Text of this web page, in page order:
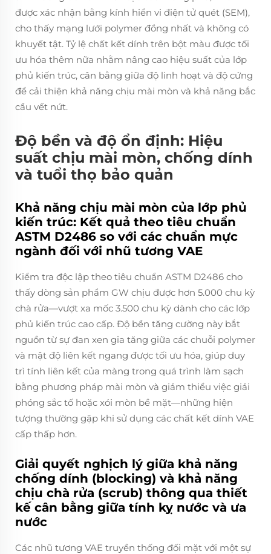
được xác nhận bằng kính hiển vi điện tử quét (SEM),
cho thấy mạng lưới polymer đồng nhất và không có
khuyết tật. Tỷ lệ chất kết dính trên bột màu được tối
ưu hóa thêm nữa nhằm nâng cao hiệu suất của lớp
phủ kiến trúc, cân bằng giữa độ linh hoạt và độ cứng
để cải thiện khả năng chịu mài mòn và khả năng bắc
cầu vết nứt.
Độ bền và độ ổn định: Hiệu
suất chịu mài mòn, chống dính
và tuổi thọ bảo quản
Khả năng chịu mài mòn của lớp phủ
kiến trúc: Kết quả theo tiêu chuẩn
ASTM D2486 so với các chuẩn mực
ngành đối với nhũ tương VAE
Kiểm tra độc lập theo tiêu chuẩn ASTM D2486 cho
thấy dòng sản phẩm GW chịu được hơn 5.000 chu kỳ
chà rửa—vượt xa mốc 3.500 chu kỳ dành cho các lớp
phủ kiến trúc cao cấp. Độ bền tăng cường này bắt
nguồn từ sự đan xen gia tăng giữa các chuỗi polymer
và mật độ liên kết ngang được tối ưu hóa, giúp duy
trì tính liên kết của màng trong quá trình làm sạch
bằng phương pháp mài mòn và giảm thiểu việc giải
phóng sắc tố hoặc xói mòn bề mặt—những hiện
tượng thường gặp khi sử dụng các chất kết dính VAE
cấp thấp hơn.
Giải quyết nghịch lý giữa khả năng
chống dính (blocking) và khả năng
chịu chà rửa (scrub) thông qua thiết
kế cân bằng giữa tính kỵ nước và ưa
nước
Các nhũ tương VAE truyền thống đối mặt với một sự